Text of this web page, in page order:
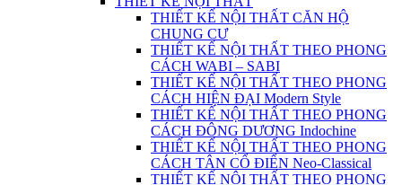
THIẾT KẾ NỘI THẤT CĂN HỘ
CHUNG CƯ
THIẾT KẾ NỘI THẤT THEO PHONG
CÁCH WABI – SABI
THIẾT KẾ NỘI THẤT THEO PHONG
CÁCH HIỆN ĐẠI Modern Style
THIẾT KẾ NỘI THẤT THEO PHONG
CÁCH ĐÔNG DƯƠNG Indochine
THIẾT KẾ NỘI THẤT THEO PHONG
CÁCH TÂN CỔ ĐIỂN Neo-Classical
THIẾT KẾ NỘI THẤT THEO PHONG